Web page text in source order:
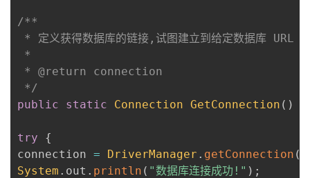
/**
* 定义获得数据库的链接,试图建立到给定数据库 URL
*
* @return connection
*/
public
static Connection GetConnection ( )
try
{
connection = DriverManager . getConnection (
System . out . println ( "数据库连接成功!" ) ;